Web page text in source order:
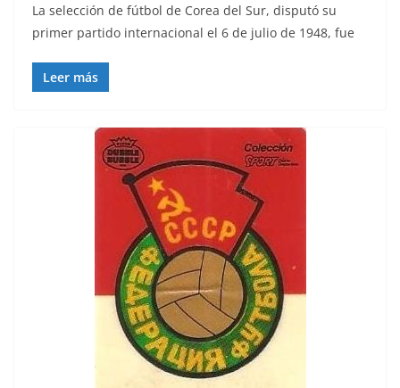
La selección de fútbol de Corea del Sur, disputó su
primer partido internacional el 6 de julio de 1948, fue
Leer más